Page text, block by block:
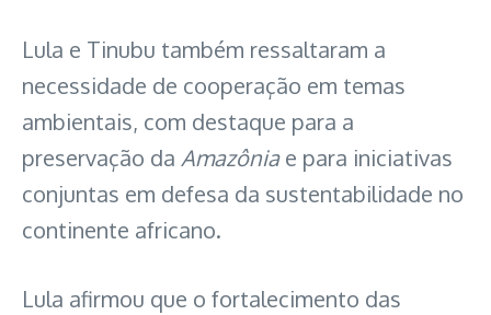
Lula e Tinubu também ressaltaram a
necessidade de cooperação em temas
ambientais, com destaque para a
preservação da Amazôniae para iniciativas
conjuntas em defesa da sustentabilidade no
continente africano.
Lula afirmou que o fortalecimento das